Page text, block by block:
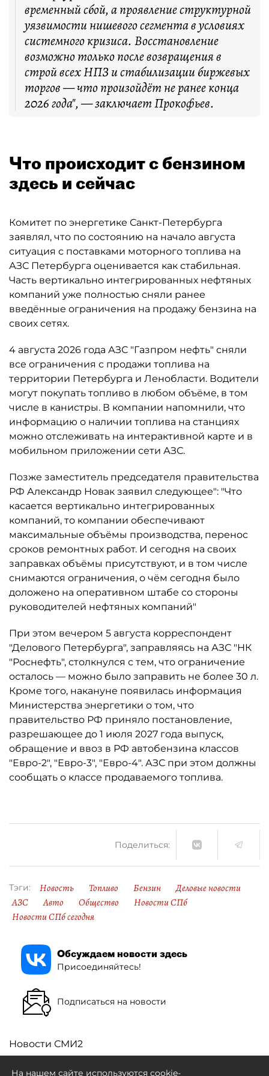
временный сбой, а проявление структурной
уязвимости нишевого сегмента в условиях
системного кризиса. Восстановление
возможно только после возвращения в
строй всех НПЗ и стабилизации биржевых
торгов — что произойдёт не ранее конца
2026 года", — заключает Прокофьев.
Что происходит с бензином
здесь и сейчас
Комитет по энергетике Санкт-Петербурга
заявлял, что по состоянию на начало августа
ситуация с поставками моторного топлива на
АЗС Петербурга оценивается как стабильная.
Часть вертикально интегрированных нефтяных
компаний уже полностью сняли ранее
введённые ограничения на продажу бензина на
своих сетях.
4 августа 2026 года АЗС "Газпром нефть" сняли
все ограничения с продажи топлива на
территории Петербурга и Ленобласти. Водители
могут покупать топливо в любом объёме, в том
числе в канистры. В компании напомнили, что
информацию о наличии топлива на станциях
можно отслеживать на интерактивной карте и в
мобильном приложении сети АЗС.
Позже заместитель председателя правительства
РФ Александр Новак заявил следующее": "Что
касается вертикально интегрированных
компаний, то компании обеспечивают
максимальные объёмы производства, перенос
сроков ремонтных работ. И сегодня на своих
заправках объёмы присутствуют, и в том числе
снимаются ограничения, о чём сегодня было
доложено на оперативном штабе со стороны
руководителей нефтяных компаний"
При этом вечером 5 августа корреспондент
"Делового Петербурга", заправляясь на АЗС "НК
"Роснефть", столкнулся с тем, что ограничение
осталось ­— можно было заправить не более 30 л.
Кроме того, накануне появилась информация
Министерства энергетики о том, что
правительство РФ приняло постановление,
разрешающее до 1 июля 2027 года выпуск,
обращение и ввоз в РФ автобензина классов
"Евро-2", "Евро-3", "Евро-4". АЗС при этом должны
сообщать о классе продаваемого топлива.
Поделиться:
Тэги: Новость Топливо Бензин
Деловые новости
АЗС
Авто Общество
Новости СПб
Новости СПб сегодня
Обсуждаем новости здесь
Присоединяйтесь!
Подписаться на новости
Новости СМИ2
На нашем сайте используются cookie-